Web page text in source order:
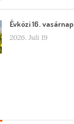
Évközi 16. vasárnap
2026. Juli 19